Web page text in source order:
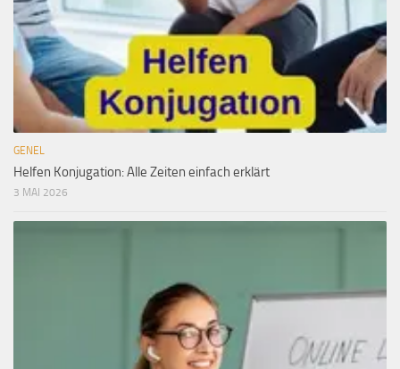
GENEL
Helfen Konjugation: Alle Zeiten einfach erklärt
3 MAI 2026